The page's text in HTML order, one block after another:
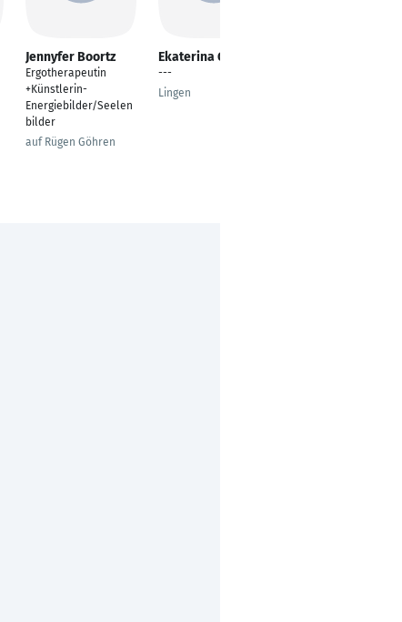
Jennyfer Boortz
Ergotherapeutin
+Künstlerin-
Energiebilder/Seelen
bilder
auf Rügen Göhren
Ekaterina Groß
---
Lingen